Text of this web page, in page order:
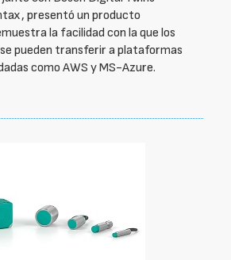
presentó un producto
la facilidad con la que los
pueden transferir a plataformas
como AWS y MS-Azure.